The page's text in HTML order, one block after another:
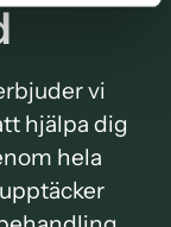
vi
hjälpa dig
hela